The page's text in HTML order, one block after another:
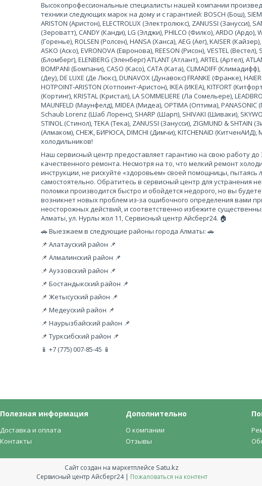
Высокопрофессиональные специалисты нашей компании
техники следующих марок на дому и с гарантией: BOSCH (Бош),
ARISTON (Аристон), ELECTROLUX (Электролюкс), ZANUSSI (Занусси),
(Зероватт), CANDY (Канди), LG (Элджи), PHILCO (Филко), ARDO (Ардо),
(Горенье), ROLSEN (Ролсен), HANSA (Ханса), AEG (Аег), KAISER
ASKO (Аско), EVRONOVA (Евронова), REESON (Рисон), VESTEL (Вестел),
(Бломберг), ELENBERG (Эленберг) ATLANT (Атлант), ARTEL (Артел),
BOMPANI (Бомпани), CASO (Касо), CATA (Ката), CLIMADIFF
(Деу), DE LUXE (Де Люкс), DUNAVOX (Дунавокс) FRANKE (Франке),
HOTPOINT-ARISTON (Хотпоинт-Аристон), IKEA (ИКЕА), KITFORT
(Кортинг), KRISTAL (Кристал), LA SOMMELIERE (Ла Сомельере),
MAUNFELD (Маунфелд), MIDEA (Мидеа), OPTIMA (Оптима), PANASONIC
Schaub Lorenz (Шаб Лоренс), SHARP (Шарп), SHIVAKI (Шиваки),
STINOL (Стинол), TEKA (Тека), ZANUSSI (Занусси), ZIGMUND & SHTAIN
(Алмаком), СНЕЖ, БИРЮСА, DIMCHI (Димчи), KITCHENAID (КитченАИД),
холодильников!
Наш сервисный центр предоставляет гарантию на свою работу до
качественного ремонта. Несмотря на то, что мелкий ремонт
инструкции, не рискуйте «здоровьем» своей помощницы, пытаясь
самостоятельно. Обратитесь в сервисный центр для устранения
поломки производится быстро и обойдется недорого, но вы
возникнет новых проблем из-за ошибочного определения вами
неосторожных действий, и соответственно избежите
Алматы, ул. Нурлы жол 11, Сервисный центр Айсберг24. 🏠
🚗 Выезжаем в следующие районы города Алматы: 🚗
📌 Алатауский район 📌
📌 Алмалинский район 📌
📌 Ауэзовский район 📌
📌 Бостандыкский район 📌
📌 Жетысуский район 📌
📌 Медеуский район 📌
📌 Наурызбайский район 📌
📌 Турксибский район 📌
📱 +7 (775) 007-85-45 📱
Полезная информация
Доставка и оплата
Контакты
Дополнительно
О компании
Отзывы
Сайт создан на маркетплейсе Satu.kz
Сервисный центр Айсберг24 | Пожаловаться на контент